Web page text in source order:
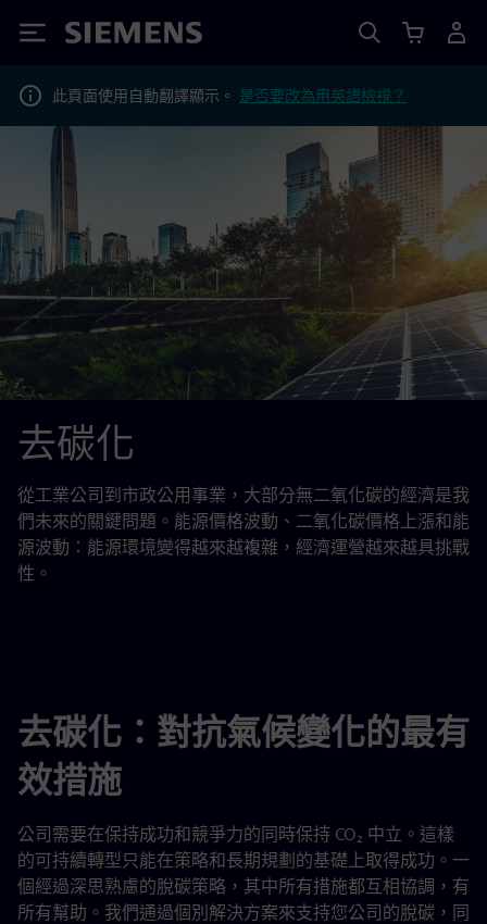
Siemens
此頁面使用自動翻譯顯示。 是否要改為用英語檢視？
去碳化
從工業公司到市政公用事業，大部分無二氧化碳的經濟是我
們未來的關鍵問題。能源價格波動、二氧化碳價格上漲和能
源波動：能源環境變得越來越複雜，經濟運營越來越具挑戰
性。
去碳化：對抗氣候變化的最有
效措施
公司需要在保持成功和競爭力的同時保持 CO₂ 中立。這樣
的可持續轉型只能在策略和長期規劃的基礎上取得成功。一
個經過深思熟慮的脫碳策略，其中所有措施都互相協調，有
所有幫助。我們通過個別解決方案來支持您公司的脫碳，同